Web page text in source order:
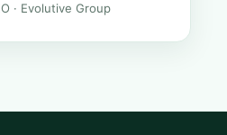
· Evolutive Group